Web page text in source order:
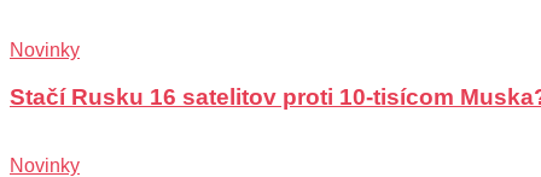
Novinky
Stačí Rusku 16 satelitov proti 10-tisícom
Novinky